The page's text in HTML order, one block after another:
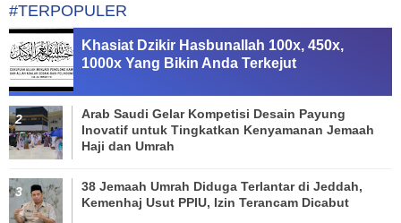
#TERPOPULER
Khasiat Dzikir Hasbunallah 100x, 450x,
1000x Yang Bikin Anda Terkejut
Arab Saudi Gelar Kompetisi Desain Payung
Inovatif untuk Tingkatkan Kenyamanan Jemaah
Haji dan Umrah
38 Jemaah Umrah Diduga Terlantar di Jeddah,
Kemenhaj Usut PPIU, Izin Terancam Dicabut